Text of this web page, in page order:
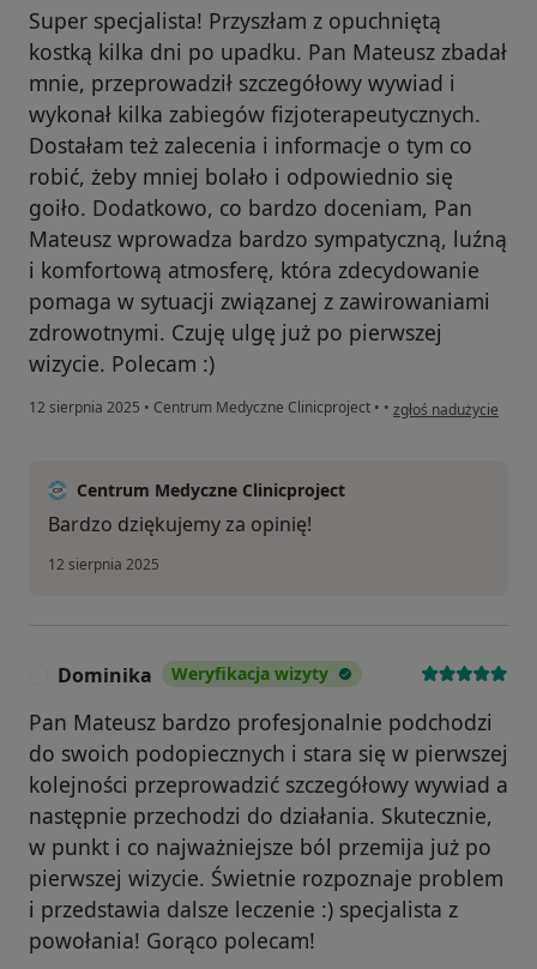
Super specjalista! Przyszłam z opuchniętą
kostką kilka dni po upadku. Pan Mateusz zbadał
mnie, przeprowadził szczegółowy wywiad i
wykonał kilka zabiegów fizjoterapeutycznych.
Dostałam też zalecenia i informacje o tym co
robić, żeby mniej bolało i odpowiednio się
goiło. Dodatkowo, co bardzo doceniam, Pan
Mateusz wprowadza bardzo sympatyczną, luźną
i komfortową atmosferę, która zdecydowanie
pomaga w sytuacji związanej z zawirowaniami
zdrowotnymi. Czuję ulgę już po pierwszej
wizycie. Polecam :)
12 sierpnia 2025 • Centrum Medyczne Clinicproject • • w opinii użytkownika
zgłoś nadużycie
Centrum Medyczne Clinicproject
Bardzo dziękujemy za opinię!
12 sierpnia 2025
Dominika Weryfikacja wizyty
Pan Mateusz bardzo profesjonalnie podchodzi
do swoich podopiecznych i stara się w pierwszej
kolejności przeprowadzić szczegółowy wywiad a
następnie przechodzi do działania. Skutecznie,
w punkt i co najważniejsze ból przemija już po
pierwszej wizycie. Świetnie rozpoznaje problem
i przedstawia dalsze leczenie :) specjalista z
powołania! Gorąco polecam!